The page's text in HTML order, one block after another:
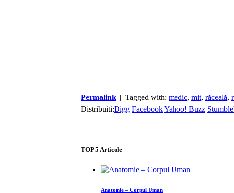
Permalink | Tagged with: medic, mit, răceală,
Distribuiti:Digg FacebookYahoo! Buzz
TOP5 Articole
Anatomie – Corpul Uman